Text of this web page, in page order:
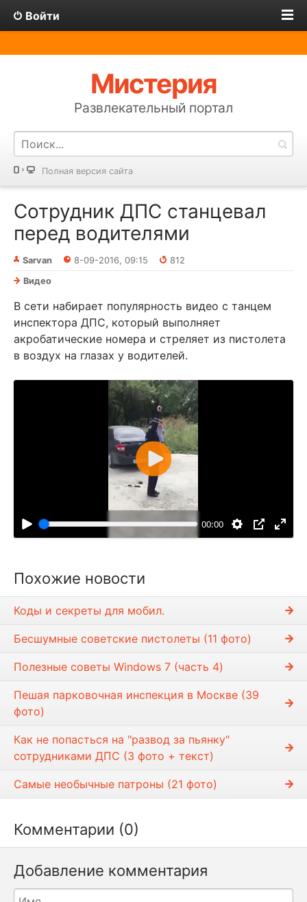
Войти
Мистерия
Развлекательный портал
Полная версия сайта
Сотрудник ДПС станцевал
перед водителями
Sarvan 8-09-2016, 09:15
812
Видео
В сети набирает популярность видео с танцем
инспектора ДПС, который выполняет
акробатические номера и стреляет из пистолета
в воздух на глазах у водителей.
00:00
В
о
с
п
р
е
с
и
Похожие новости
Коды и секреты для мобил.
Бесшумные советские пистолеты (11 фото)
Полезные советы Windows 7 (часть 4)
Пешая парковочная инспекция в Москве (39
фото)
Как не попасться на "развод за пьянку"
сотрудниками ДПС (3 фото + текст)
Самые необычные патроны (21 фото)
Комментарии (0)
Добавление комментария